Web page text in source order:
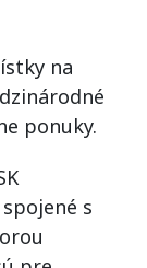
na
ponuky.
s